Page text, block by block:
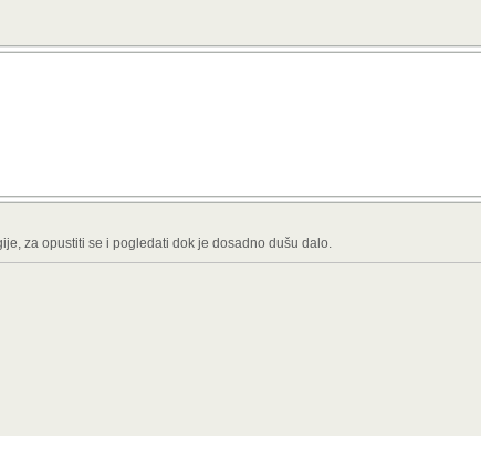
za opustiti se i pogledati dok je dosadno dušu dalo.